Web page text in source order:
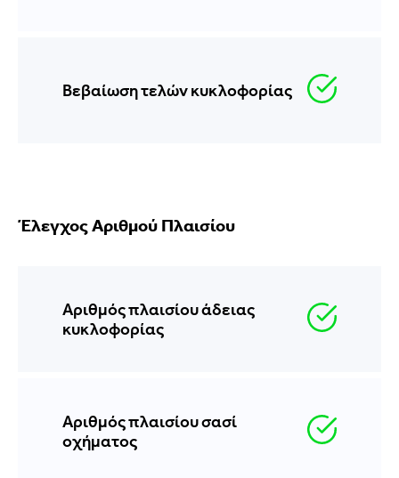
Βεβαίωση τελών κυκλοφορίας
Έλεγχος Αριθμού Πλαισίου
Αριθμός πλαισίου άδειας
κυκλοφορίας
Αριθμός πλαισίου σασί
οχήματος